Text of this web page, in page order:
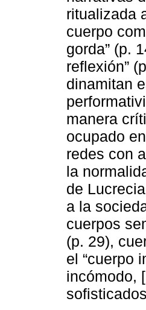
ritualizada
cuerpo
gorda” (p.
reflexión”
dinamitan
manera
ocupado
redes con
la
de
a la
cuerpos
(p. 29),
el “cuerpo
incómodo,